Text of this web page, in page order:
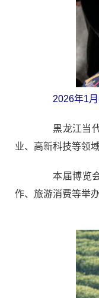
2026年1
黑龙江当代
业、高新科技等领
本届博览会
作、旅游消费等举